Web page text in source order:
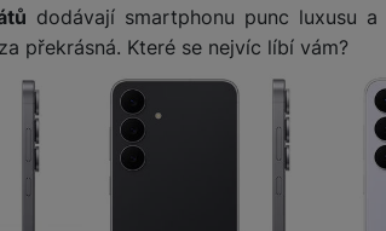
dodávají smartphonu punc luxusu a
překrásná. Které se nejvíc líbí vám?